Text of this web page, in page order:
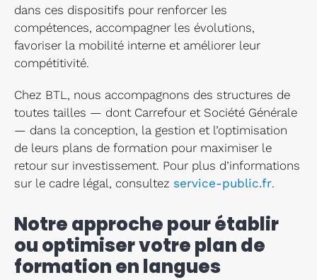
dans ces dispositifs pour renforcer les
compétences, accompagner les évolutions,
favoriser la mobilité interne et améliorer leur
compétitivité.
Chez BTL, nous accompagnons des structures de
toutes tailles — dont Carrefour et Société Générale
— dans la conception, la gestion et l’optimisation
de leurs plans de formation pour maximiser le
retour sur investissement. Pour plus d’informations
sur le cadre légal, consultez service-public.fr.
Notre approche pour établir
ou optimiser votre plan de
formation en langues